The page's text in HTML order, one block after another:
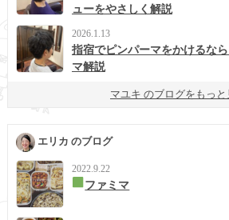
ューをやさしく解説
2026.1.13
指宿でピンパーマをかけるな
マ解説
マユキ のブログをもっと
エリカ のブログ
2022.9.22
ファミマ